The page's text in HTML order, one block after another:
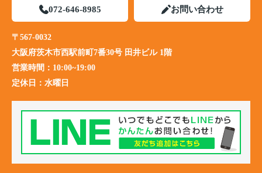
072-646-8985 お問い合わせ
〒567-0032
大阪府茨木市西駅前町7番30号 田井ビル 1階
営業時間： 10:00~19:00
定休日： 水曜日